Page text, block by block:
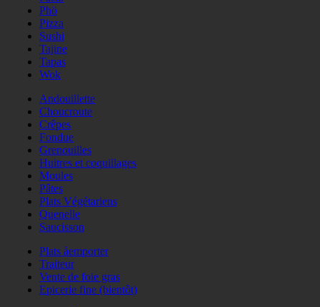
Phö
Pizza
Sushi
Tajine
Tapas
Wok
Andouillette
Choucroute
Crêpes
Fondue
Grenouilles
Huitres et coquillages
Moules
Pâtes
Plats Végétariens
Quenelle
Saucisson
Plats àemporter
Traiteur
Vente de foie gras
Epicerie fine (bientôt)